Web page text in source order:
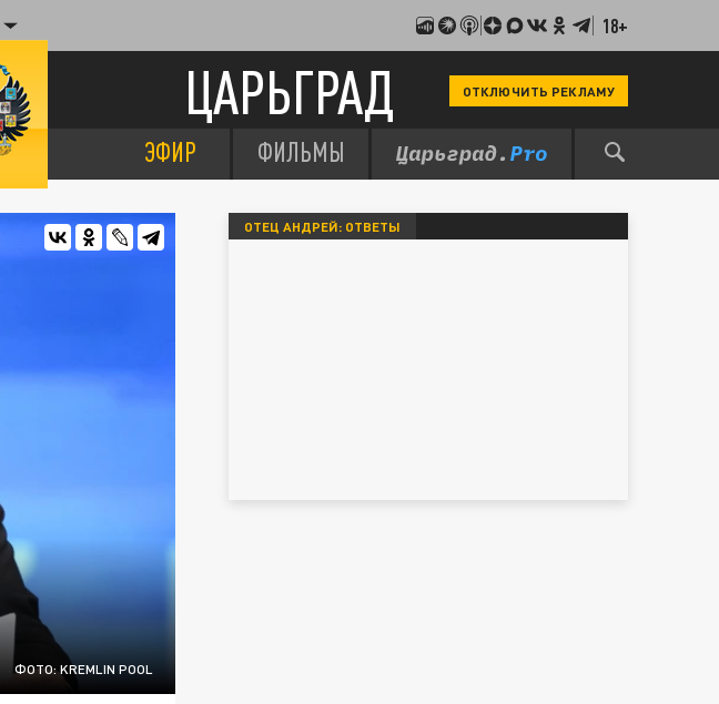
18+
ЦАРЬГРАД ОТКЛЮЧИТЬ РЕКЛАМУ
ЭФИР ФИЛЬМЫ
ФОТО: KREMLIN POOL
ОТЕЦ АНДРЕЙ: ОТВЕТЫ